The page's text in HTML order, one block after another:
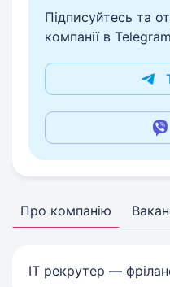
Підписуйтесь та
компанії в
Про компанію
IT рекрутер —